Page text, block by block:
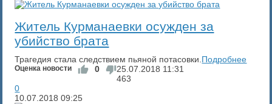
Житель Курманаевки осужден за
убийство брата
Трагедия стала следствием пьяной потасовки. Подробнее
Оценка новости 0 25.07.2018 11:31
463
0
10.07.2018 09:25